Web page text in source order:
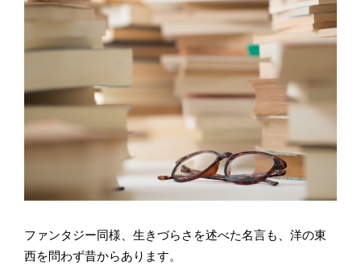
ファンタジー同様、生きづらさを述べた名言も、洋の東
西を問わず昔からあります。